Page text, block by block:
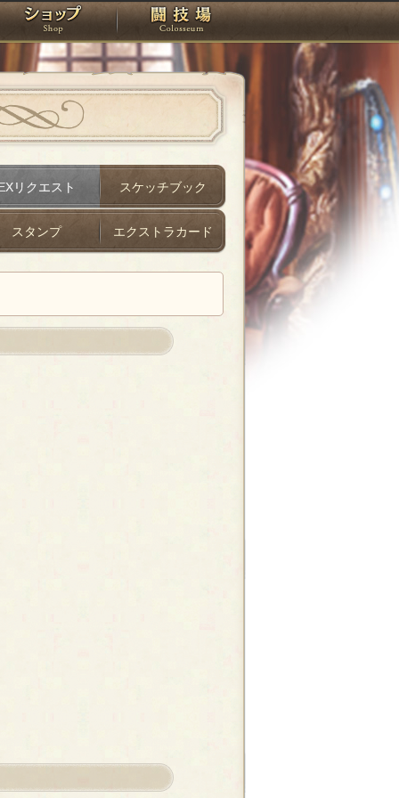
タジオ ショップ 闘技場
リクエスト スケッチブック
スタンプ エクストラカード